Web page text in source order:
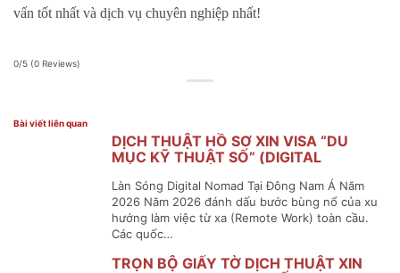
vấn tốt nhất và dịch vụ chuyên nghiệp nhất!
0/5 (0 Reviews)
Bài viết liên quan
DỊCH THUẬT HỒ SƠ XIN VISA “DU
MỤC KỸ THUẬT SỐ” (DIGITAL
Làn Sóng Digital Nomad Tại Đông Nam Á Năm
2026 Năm 2026 đánh dấu bước bùng nổ của xu
hướng làm việc từ xa (Remote Work) toàn cầu.
Các quốc…
TRỌN BỘ GIẤY TỜ DỊCH THUẬT XIN